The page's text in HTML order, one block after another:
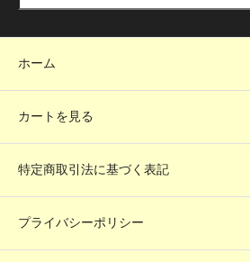
ホーム
カートを見る
特定商取引法に基づく表記
プライバシーポリシー